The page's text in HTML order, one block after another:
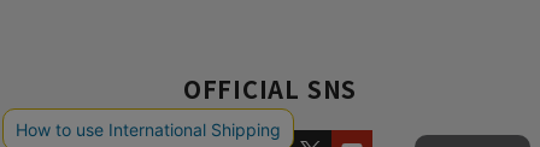
OFFICIAL SNS